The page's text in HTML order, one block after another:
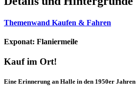
Themenwand Kaufen & Fahren
Exponat: Flaniermeile
Kauf im Ort!
Eine Erinnerung an Halle in den 1950er Jahren